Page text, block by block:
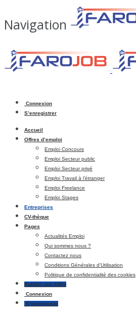
Navigation
Connexion
S’enregistrer
Accueil
Offres d’emploi
Emploi Concours
Emploi Secteur public
Emploi Secteur privé
Emploi Travail à l’étranger
Emploi Freelance
Emploi Stages
Entreprises
CV-thèque
Pages
Actualités Emploi
Qui sommes nous ?
Contactez nous
Conditions Générales d’Utilisation
Politique de confidentialité des cookies
Publier une Offre
Connexion
S’enregistrer